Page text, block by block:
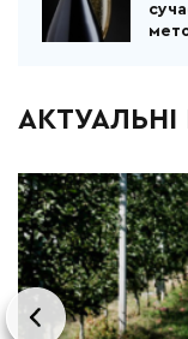
АКТУАЛЬНІ